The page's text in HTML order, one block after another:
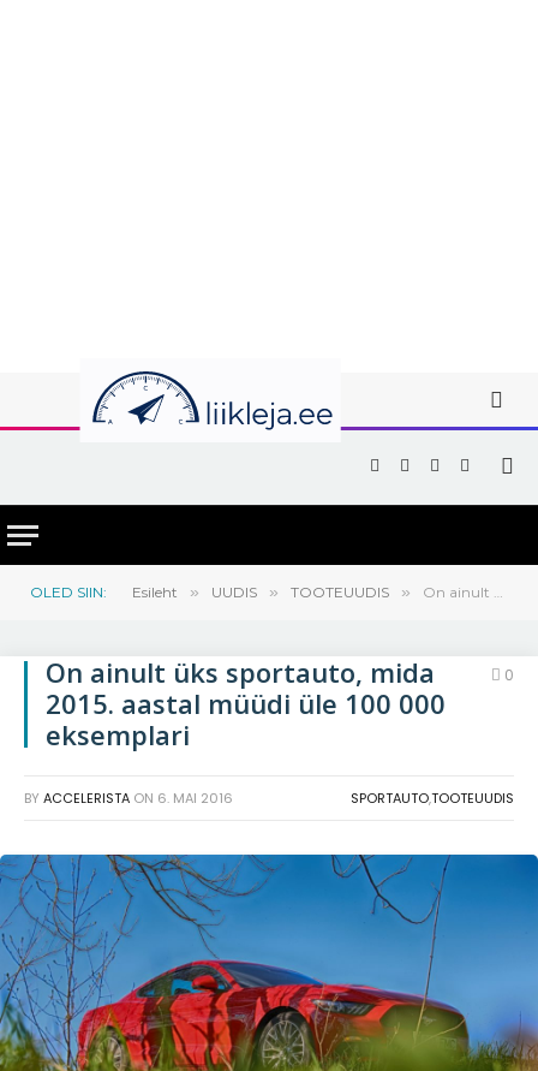
Facebook
X
(Twitter)
Instagram
YouTube
OLED SIIN: Esileht » UUDIS » TOOTEUUDIS » On ainult üks sportauto, mida 2015. aastal müüdi üle 100 000 eksemplari
On ainult üks sportauto, mida
2015. aastal müüdi üle 100 000
eksemplari
0
BY ACCELERISTA ON 6. MAI 2016 SPORTAUTO,TOOTEUUDIS